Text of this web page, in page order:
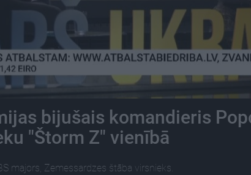
bijušais komandieris
"Štorm Z" vienībā
majors, Zemessardzes štāba virsnieks.